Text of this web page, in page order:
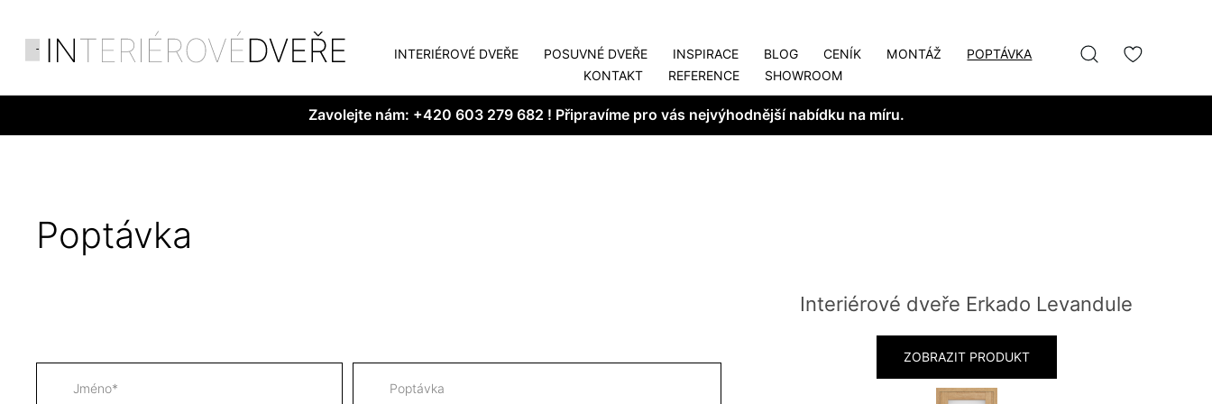
INTERIÉROVÉ DVEŘE POSUVNÉ DVEŘE INSPIRACE BLOG CENÍK MONTÁŽ
POPTÁVKA
KONTAKT
REFERENCE SHOWROOM
Zavolejte nám: +420 603 279 682 ! Připravíme pro vás nejvýhodnější nabídku na míru.
Poptávka
Interiérové dveře Erkado Levandule
ZOBRAZIT PRODUKT